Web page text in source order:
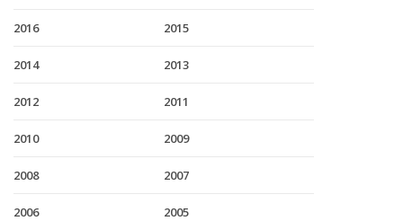
2016 2015
2014 2013
2012 2011
2010 2009
2008 2007
2006 2005